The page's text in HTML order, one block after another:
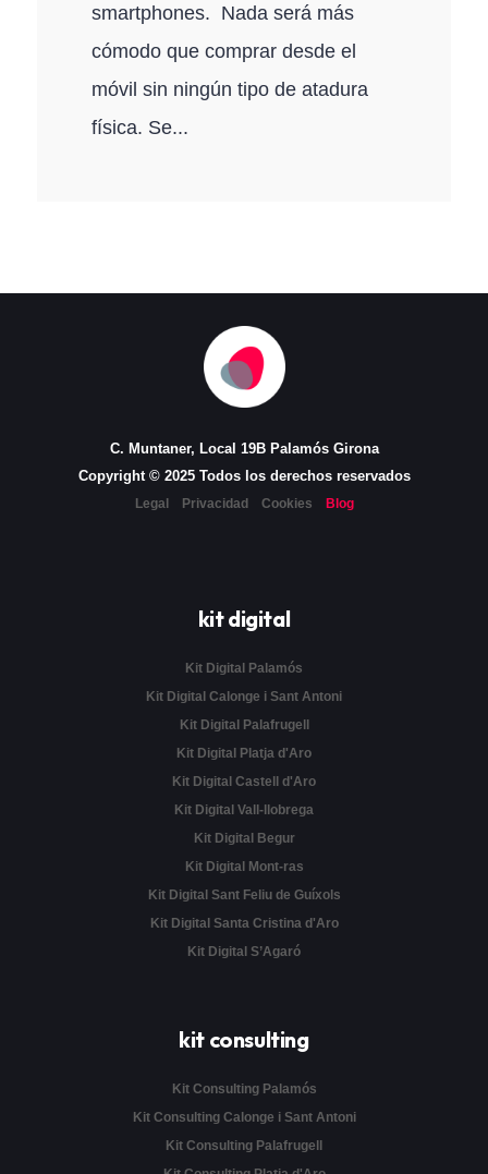
smartphones. Nada será más
cómodo que comprar desde el
móvil sin ningún tipo de atadura
física. Se...
C. Muntaner, Local 19B Palamós Girona
Copyright © 2025 Todos los derechos reservados
Legal Privacidad Cookies Blog
kit digital
Kit Digital Palamós
Kit Digital Calonge i Sant Antoni
Kit Digital Palafrugell
Kit Digital Platja d'Aro
Kit Digital Castell d'Aro
Kit Digital Vall-llobrega
Kit Digital Begur
Kit Digital Mont-ras
Kit Digital Sant Feliu de Guíxols
Kit Digital Santa Cristina d'Aro
Kit Digital S’Agaró
kit consulting
Kit Consulting Palamós
Kit Consulting Calonge i Sant Antoni
Kit Consulting Palafrugell